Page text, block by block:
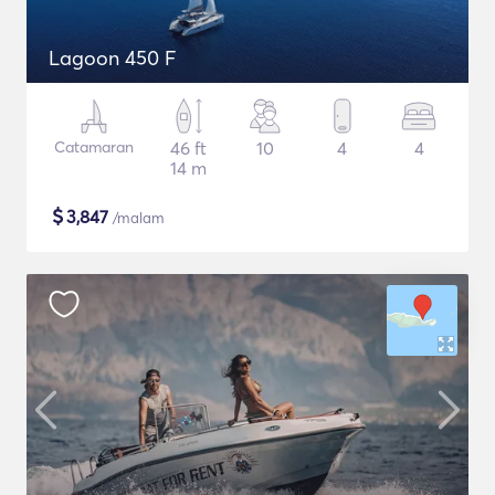
Lagoon 450 F
Catamaran
46 ft
14 m
10 4 4
$3,847 /malam